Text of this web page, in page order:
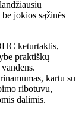
jokios sąžinės
keturtaktis,
praktiškų
kartu su
ribotuvu,
dalimis.